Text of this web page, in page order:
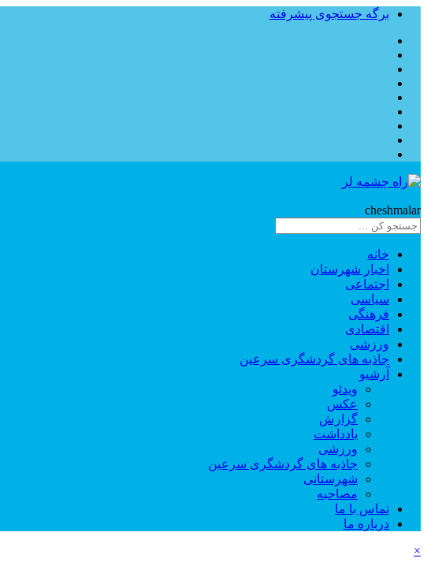
برگه جستجوی پیشرفته
cheshmalar
خانه
اخبار شهرستان
اجتماعی
سیاسی
فرهنگی
اقتصادی
ورزشی
جاذبه های گردشگری سرعین
آرشیو
ویدئو
عکس
گزارش
یادداشت
ورزشی
جاذبه های گردشگری سرعین
شهرستانی
مصاحبه
تماس با ما
درباره ما
×